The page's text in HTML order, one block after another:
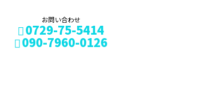
お問い合わせ
0729-75-5414
090-7960-0126